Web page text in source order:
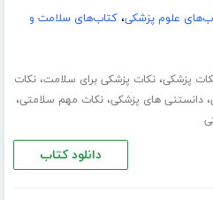
علوم پزشکی،کتاب‌های سلامت و
پزشکی،نکات پزشکی برای سلامت،نکات
،دانستنی های پزشکی،نکات مهم سلامتی،
دانلود کتاب